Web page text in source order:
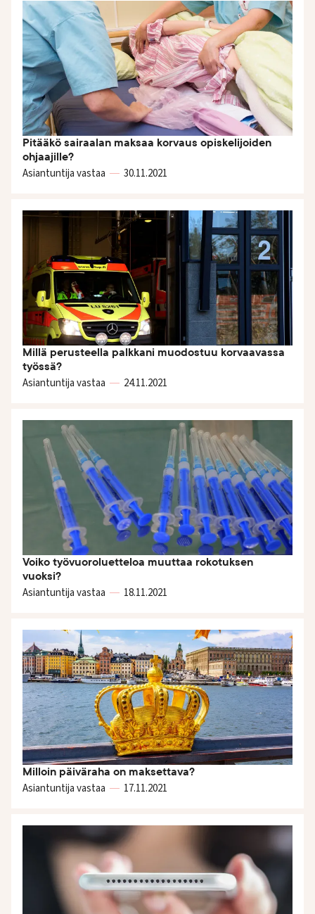
Pitääkö sairaalan maksaa korvaus opiskelijoiden
ohjaajille?
Asiantuntija vastaa 30.11.2021
Millä perusteella palkkani muodostuu korvaavassa
työssä?
Asiantuntija vastaa 24.11.2021
Voiko työvuoroluetteloa muuttaa rokotuksen
vuoksi?
Asiantuntija vastaa 18.11.2021
Milloin päiväraha on maksettava?
Asiantuntija vastaa 17.11.2021